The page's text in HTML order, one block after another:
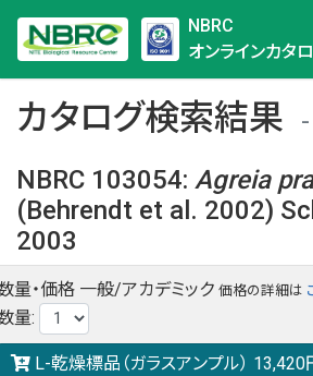
NBRC
オンラインカタ
カタログ検索結果
NBRC 103054: Agreia
(Behrendt et al. 2002)
2003
NBRC 103054の情報や関連データは以
らご覧ください。
日本語での検索も可能です。
量・価格 一般/アカデミック 価格の詳細は
量:
L-乾燥標品（ガラスアンプル） 13,420